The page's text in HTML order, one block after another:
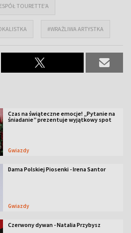
TOURETTE’A
#WRAŻLIWA ARTYSTKA
Czas na świąteczne emocje! „Pytanie na
śniadanie” prezentuje wyjątkowy spot
Gwiazdy
Dama Polskiej Piosenki - Irena Santor
Gwiazdy
Czerwony dywan - Natalia Przybysz